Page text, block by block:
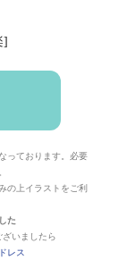
]
っております。必要
の上イラストをご利
た
いましたら
レス